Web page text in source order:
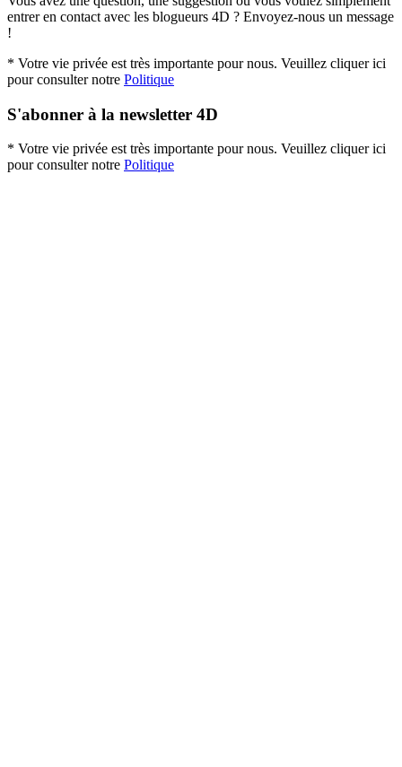
entrer en contact avec les blogueurs 4D ? Envoyez-nous un message
!
* Votre vie privée est très importante pour nous. Veuillez cliquer ici
pour consulter notre Politique
S'abonner à la newsletter 4D
* Votre vie privée est très importante pour nous. Veuillez cliquer ici
pour consulter notre Politique